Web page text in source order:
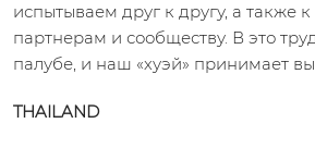
испытываем друг к другу, а также
партнерам и сообществу. В это
палубе, и наш «хуэй» принимает
THAILAND